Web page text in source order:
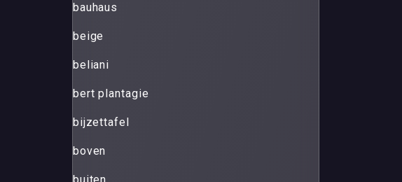
bauhaus
beige
beliani
bert plantagie
bijzettafel
boven